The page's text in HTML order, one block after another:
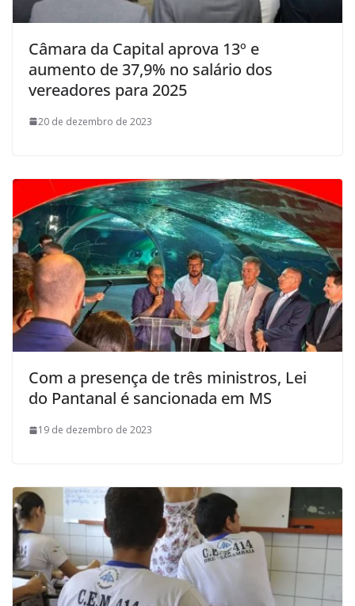
Câmara da Capital aprova 13º e
aumento de 37,9% no salário dos
vereadores para 2025
20 de dezembro de 2023
Com a presença de três ministros, Lei
do Pantanal é sancionada em MS
19 de dezembro de 2023